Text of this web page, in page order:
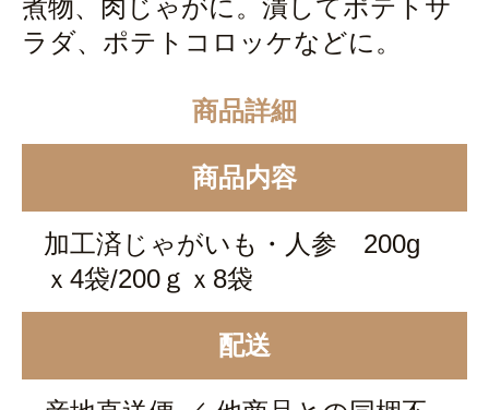
煮物、肉じゃがに。潰してポテトサ
ラダ、ポテトコロッケなどに。
商品詳細
商品内容
加工済じゃがいも・人参 200g
ｘ4袋/200ｇｘ8袋
配送